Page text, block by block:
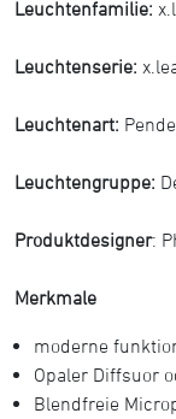
Leuchtenfamilie:
Leuchtenserie:
Leuchtenart:
Leuchtengruppe:
Produktdesigner:
Merkmale
moderne
Opaler Diffsuor
Blendfreie